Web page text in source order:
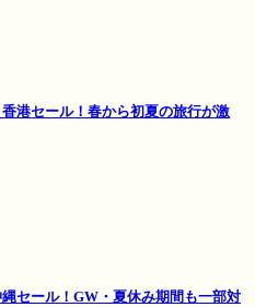
港セール！春から初夏の旅行が激
縄セール！GW・夏休み期間も一部対